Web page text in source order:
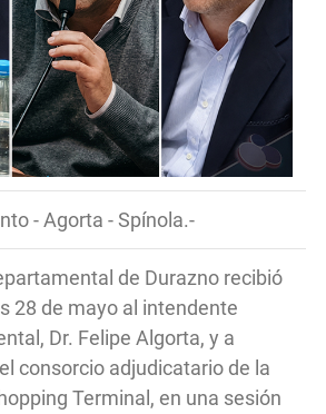
- Agorta - Spínola.-
de Durazno recibió
28 de mayo al intendente
Dr. Felipe Algorta, y a
consorcio adjudicatario de la
Terminal, en una sesión